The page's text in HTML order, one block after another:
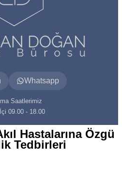
Whatsapp
Saatlerimiz
09.00 - 18.00
Hastalarına Özgü
Tedbirleri